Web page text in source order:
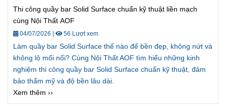
Thi công quầy bar Solid Surface chuẩn kỹ thuật liền mạch
cùng Nội Thất AOF
04/07/2026 56 Lượt xem
Làm quầy bar Solid Surface thế nào để bền đẹp, không nứt và
không lộ mối nối? Cùng Nội Thất AOF tìm hiểu những kinh
nghiệm thi công quầy bar Solid Surface chuẩn kỹ thuật, đảm
bảo thẩm mỹ và độ bền lâu dài.
Xem thêm ››